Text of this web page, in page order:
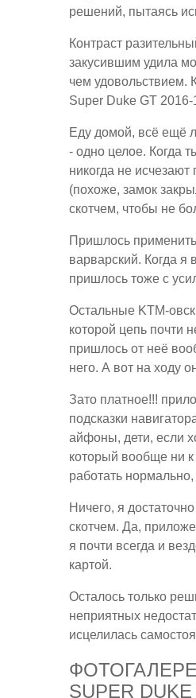
решений, пытаясь
Контраст
закусившим удила
чем удовольствием.
Super Duke GT
Еду домой, всё ещё
- одно целое. Когда
никогда не
(похоже, замок
скотчем, чтобы не
Пришлось
варварский. Когда я
пришлось тоже с
Остальные KTM-
которой цепь почти
пришлось от неё
него. А вот на ходу
Зато платное!!!
подсказки
айфоны, дети, если
который вообще ни
работать
Ничего, я
скотчем. Да,
я почти всегда и
картой.
Осталось только
неприятных
исцелилась
SUPER